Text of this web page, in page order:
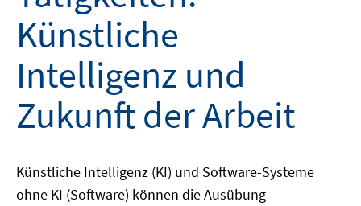
Künstliche
Intelligenz und
Zukunft der Arbeit
Künstliche Intelligenz (KI) und Software-Systeme
ohne KI (Software) können die Ausübung